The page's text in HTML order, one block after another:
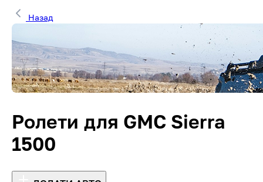
Назад
Ролети для GMC Sierra
1500